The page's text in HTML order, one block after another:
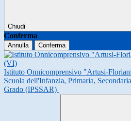
Chiudi
Conferma
Annulla Conferma
Istituto Onnicomprensivo "Artusi-
Scuola dell'Infanzia, Primaria,
Grado (IPSSAR)